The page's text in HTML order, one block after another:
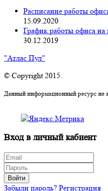
Расписание работы
15.09.2020
График работы офиса на
30.12.2019
"Атлас Пул"
© Copyright 2015.
Данный информационный ресурс не
Вход в личный кабиент
Войти
Забыли пароль? Регистрация